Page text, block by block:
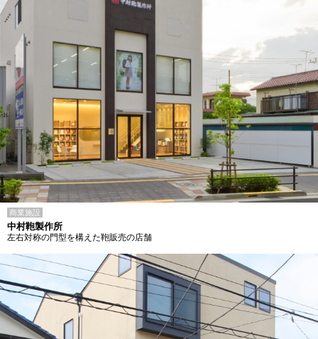
商業施設
中村鞄製作所
左右対称の門型を構えた鞄販売の店舗